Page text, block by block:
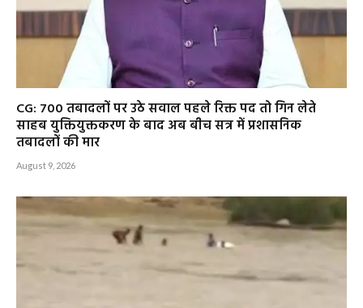
CG: 700 तबादलों पर उठे सवाल पहले रिक्त पद तो गिन लेते
साहब युक्तियुक्तकरण के बाद अब बीच सत्र में प्रशासनिक
तबादलों की मार
August 9, 2026